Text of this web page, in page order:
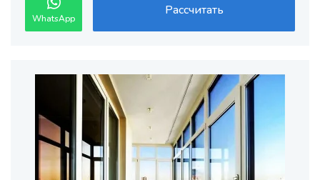
WhatsApp
Рассчитать